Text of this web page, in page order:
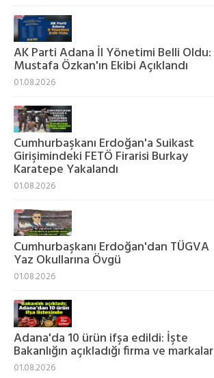
AK Parti Adana İl Yönetimi Belli Oldu:
Mustafa Özkan'ın Ekibi Açıklandı
01.08.2026
Cumhurbaşkanı Erdoğan'a Suikast
Girişimindeki FETÖ Firarisi Burkay
Karatepe Yakalandı
01.08.2026
Cumhurbaşkanı Erdoğan'dan TÜGVA
Yaz Okullarına Övgü
01.08.2026
Adana'da 10 ürün ifşa edildi: İşte
Bakanlığın açıkladığı firma ve markalar
01.08.2026